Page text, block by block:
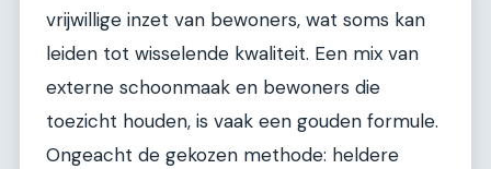
vrijwillige inzet van bewoners, wat soms kan
leiden tot wisselende kwaliteit. Een mix van
externe schoonmaak en bewoners die
toezicht houden, is vaak een gouden formule.
Ongeacht de gekozen methode: heldere